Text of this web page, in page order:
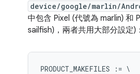
device/google/marlin/
中包含 Pixel (代號為 marlin) 和
sailfish)，兩者共用大部分設定)：
PRODUCT_MAKEFILES := \